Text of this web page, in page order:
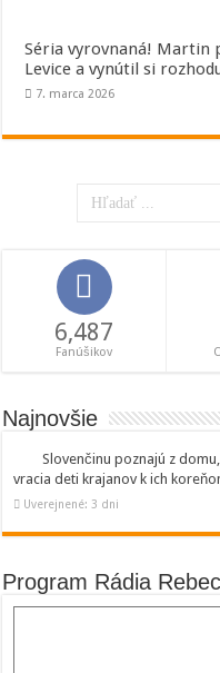
Séria vyrovnaná! Martin
Levice a vynútil si
7. marca 2026
6,487
Fanúšikov
Najnovšie
Slovenčinu poznajú z
vracia deti krajanov k ich
Uverejnené: 3 dni
Program Rádia